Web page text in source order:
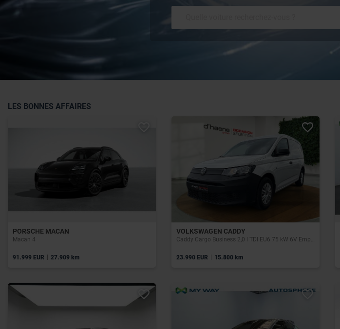
LES BONNES AFFAIRES
PORSCHE MACAN
Macan 4
91.999 EUR | 27.909 km
VOLKSWAGEN CADDY
23.990 EUR | 15.800 km